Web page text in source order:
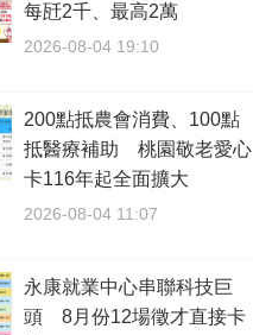
每瓩2千、最高2萬
2026-08-04 19:10
200點抵農會消費、100點
抵醫療補助 桃園敬老愛心
卡116年起全面擴大
2026-08-04 11:07
永康就業中心串聯科技巨
頭 8月份12場徵才直接卡